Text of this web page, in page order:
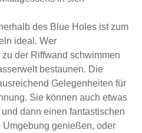
des Blue Holes ist zum
ideal. Wer
der Riffwand schwimmen
bestaunen. Die
Gelegenheiten für
Sie können auch etwas
dann einen fantastischen
Umgebung genießen, oder